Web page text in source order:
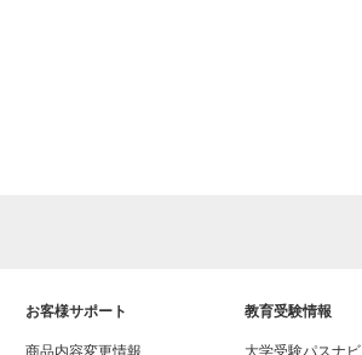
お客様サポート
商品内容変更情報
教育受験情報
大学受験パスナビ